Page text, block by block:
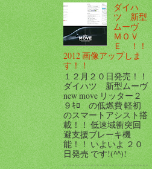
ダイハ
ツ 新型
ムーヴ
ＭＯＶ
Ｅ ！！
2012 画像アップしま
す！！
１２月２０日発売！！
ダイハツ 新型ムーヴ
new move リッター２
９ｷﾛ の低燃費 軽初
のスマートアシスト搭
載！！ 低速域衝突回
避支援ブレーキ機
能！！ いよいよ ２０
日発売 です!(^^)!